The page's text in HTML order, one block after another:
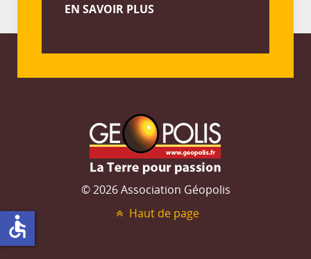
EN SAVOIR PLUS
© 2026 Association Géopolis
Haut de page
accessible